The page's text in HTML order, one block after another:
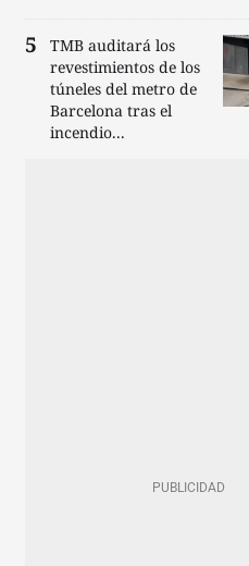
TMB auditará los
revestimientos de los
túneles del metro de
Barcelona tras el
incendio...